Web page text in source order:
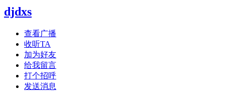
djdxs
查看广播
收听TA
加为好友
给我留言
打个招呼
发送消息